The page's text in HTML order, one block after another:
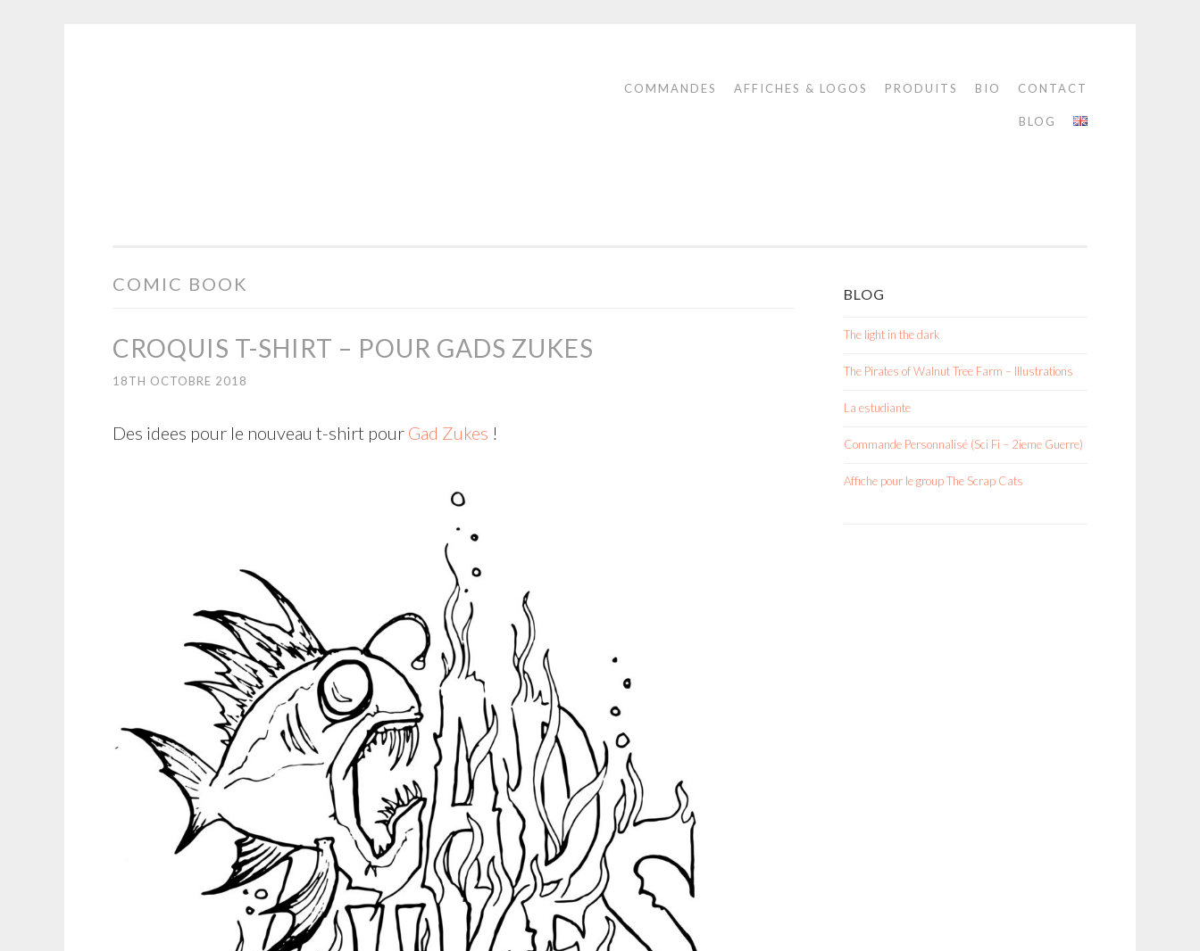
COMMANDES AFFICHES & LOGOS PRODUITS BIO CONTACT
BLOG
COMIC BOOK
CROQUIS T-SHIRT – POUR GADS ZUKES
18TH OCTOBRE 2018
Des idees pour le nouveau t-shirt pour Gad Zukes !
BLOG
The light in the dark
The Pirates of Walnut Tree Farm – Illustrations
La estudiante
Commande Personnalisé (Sci Fi – 2ieme Guerre)
Affiche pour le group The Scrap Cats